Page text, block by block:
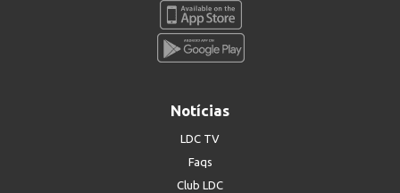
Notícias
LDC TV
Faqs
Club LDC